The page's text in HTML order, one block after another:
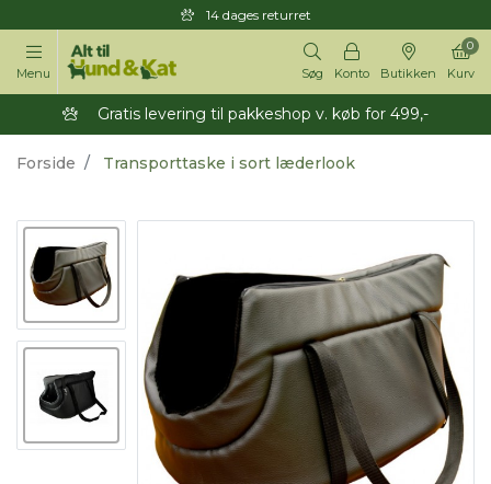
14 dages returret
Menu Søg Konto Butikken Kurv
0
Gratis levering til pakkeshop v. køb for 499,-
Forside Transporttaske i sort læderlook